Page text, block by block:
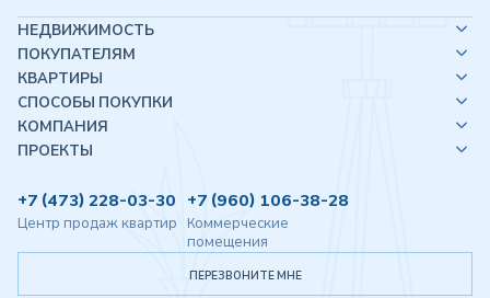
НЕДВИЖИМОСТЬ
ПОКУПАТЕЛЯМ
КВАРТИРЫ
СПОСОБЫ ПОКУПКИ
КОМПАНИЯ
ПРОЕКТЫ
+7 (473) 228-03-30
Центр продаж квартир
+7 (960) 106-38-28
Коммерческие
помещения
ПЕРЕЗВОНИТЕ МНЕ